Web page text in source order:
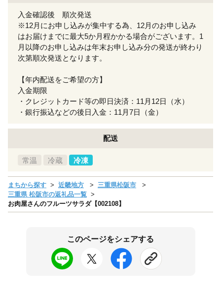
入金確認後 順次発送
※12月にお申し込みが集中する為、12月のお申し込み
はお届けまでに最大5か月程かかる場合がございます。1
月以降のお申し込みは年末お申し込み分の発送が終わり
次第順次発送となります。
【年内配送をご希望の方】
入金期限
・クレジットカード等の即日決済：11月12日（水）
・銀行振込などの後日入金：11月7日（金）
配送
常温 冷蔵 冷凍
まちから探す 近畿地方
三重県松阪市
三重県 松阪市の返礼品一覧
お肉屋さんのフルーツサラダ【002108】
このページをシェアする